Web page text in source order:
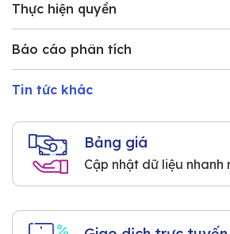
Thực hiện quyền
Báo cáo phân tích
Tin tức khác
Bảng giá
Cập nhật dữ liệu nhanh